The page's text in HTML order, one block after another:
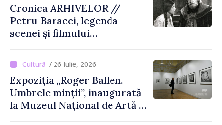
Cronica ARHIVELOR //
Petru Baracci, legenda
scenei și filmului
/ 26 Iulie, 2026
Expoziția „Roger Ballen.
Umbrele minții”, inaugurată
la Muzeul Național de Artă al